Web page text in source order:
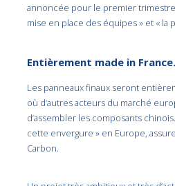
annoncée pour le premier trimestre
mise en place des équipes » et « la
Entièrement made in
Les panneaux finaux seront
où d’autres acteurs du marché
d’assembler les composants
cette envergure » en Europe,
Carbon.